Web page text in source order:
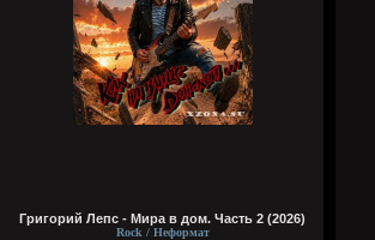
Григорий Лепс - Мира в дом. Часть 2 (2026)
Rock / Неформат